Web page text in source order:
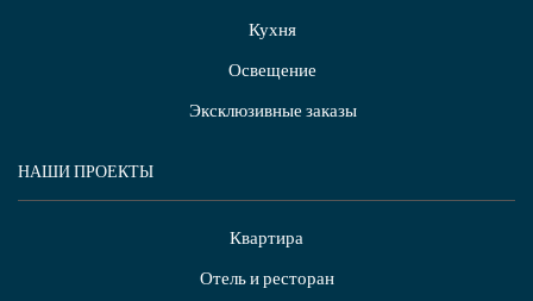
Кухня
Освещение
Эксклюзивные заказы
НАШИ ПРОЕКТЫ
Квартира
Отель и ресторан